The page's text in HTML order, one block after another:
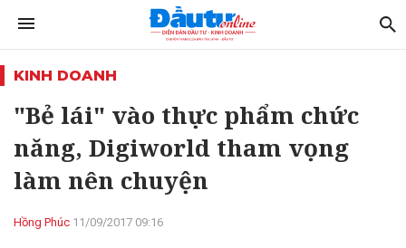
KINH DOANH
"Bẻ lái" vào thực phẩm chức
năng, Digiworld tham vọng
làm nên chuyện
Hồng Phúc 11/09/2017 09:16